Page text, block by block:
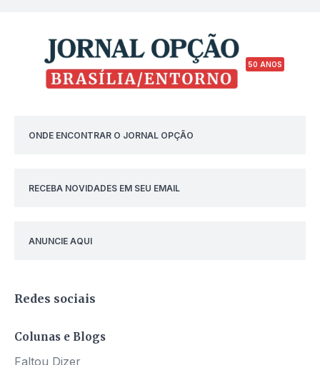
50 ANOS
ONDE ENCONTRAR O JORNAL OPÇÃO
RECEBA NOVIDADES EM SEU EMAIL
ANUNCIE AQUI
Redes sociais
Colunas e Blogs
Faltou Dizer